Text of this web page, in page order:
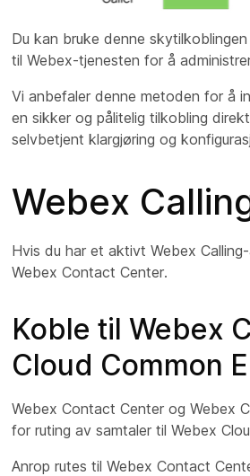
Du kan bruke denne
til Webex-tjenesten for å
Vi anbefaler denne metoden for å
en sikker og pålitelig tilkobling
selvbetjent klargjøring og
Webex
Hvis du har et aktivt Webex
Webex Contact Center.
Koble til Webex
Cloud Common
Webex Contact Center og Webex
for ruting av samtaler til Webex
Anrop rutes til Webex Contact